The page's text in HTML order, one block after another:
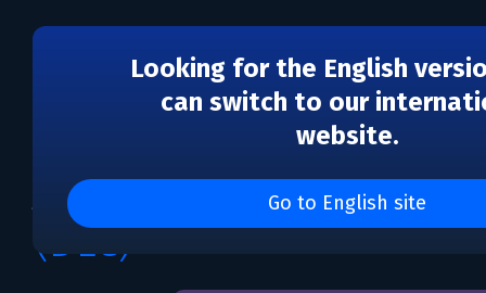
Looking for the English
can switch to our
website.
Go to English site
Arcadia Fallen II -
(DLC)
DLC